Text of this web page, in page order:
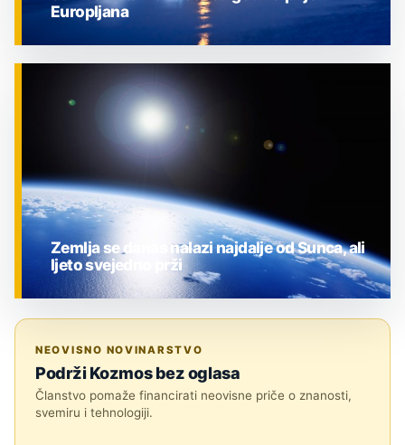
ZNANOST
Europljana
Zemlja se danas nalazi najdalje od Sunca, ali
ljeto svejedno prži
NEOVISNO NOVINARSTVO
Podrži Kozmos bez oglasa
Članstvo pomaže financirati neovisne priče o znanosti,
svemiru i tehnologiji.